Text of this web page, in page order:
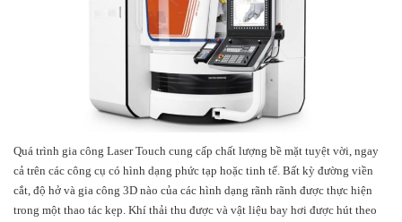
Quá trình gia công Laser Touch cung cấp chất lượng bề mặt tuyệt vời, ngay
cả trên các công cụ có hình dạng phức tạp hoặc tinh tế. Bất kỳ đường viền
cắt, độ hở và gia công 3D nào của các hình dạng rãnh rãnh được thực hiện
trong một thao tác kẹp. Khí thải thu được và vật liệu bay hơi được hút theo